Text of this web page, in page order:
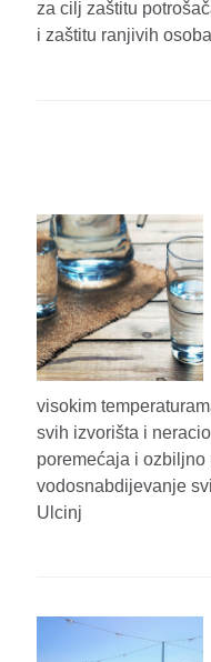
za cilj zaštitu
i zaštitu ranjivih
visokim
svih izvorišta i
poremećaja i ozbiljno
vodosnabdijevanje
Ulcinj